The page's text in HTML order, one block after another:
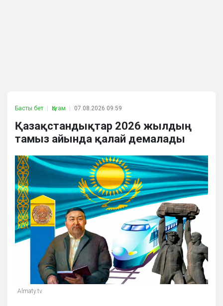
Басты бет Қоғам 07.08.2026 09:59
Қазақстандықтар 2026 жылдың
тамыз айында қалай демалады
Almaty.tv